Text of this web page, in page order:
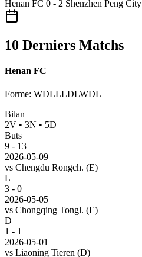
Henan FC 0 - 2 Shenzhen Peng City
10 Derniers Matchs
Henan FC
Forme: WDLLLDLWDL
Bilan
2V • 3N • 5D
Buts
9 - 13
2026-05-09
vs Chengdu Rongch. (E)
L
3 - 0
2026-05-05
vs Chongqing Tongl. (E)
D
1 - 1
2026-05-01
vs Liaoning Tieren (D)